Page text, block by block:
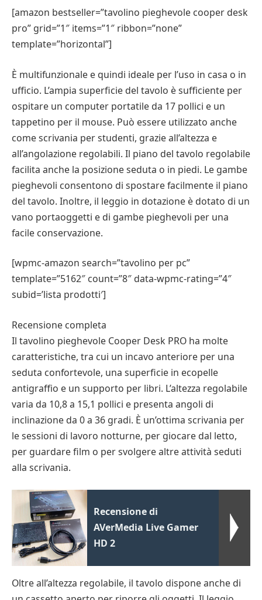
[amazon bestseller=”tavolino pieghevole cooper desk
pro” grid=”1″ items=”1″ ribbon=”none”
template=”horizontal”]
È multifunzionale e quindi ideale per l’uso in casa o in
ufficio. L’ampia superficie del tavolo è sufficiente per
ospitare un computer portatile da 17 pollici e un
tappetino per il mouse. Può essere utilizzato anche
come scrivania per studenti, grazie all’altezza e
all’angolazione regolabili. Il piano del tavolo regolabile
facilita anche la posizione seduta o in piedi. Le gambe
pieghevoli consentono di spostare facilmente il piano
del tavolo. Inoltre, il leggio in dotazione è dotato di un
vano portaoggetti e di gambe pieghevoli per una
facile conservazione.
[wpmc-amazon search=”tavolino per pc”
template=”5162″ count=”8″ data-wpmc-rating=”4″
subid=’lista prodotti′]
Recensione completa
Il tavolino pieghevole Cooper Desk PRO ha molte
caratteristiche, tra cui un incavo anteriore per una
seduta confortevole, una superficie in ecopelle
antigraffio e un supporto per libri. L’altezza regolabile
varia da 10,8 a 15,1 pollici e presenta angoli di
inclinazione da 0 a 36 gradi. È un’ottima scrivania per
le sessioni di lavoro notturne, per giocare dal letto,
per guardare film o per svolgere altre attività seduti
alla scrivania.
Recensione di
AVerMedia Live Gamer
HD 2
Oltre all’altezza regolabile, il tavolo dispone anche di